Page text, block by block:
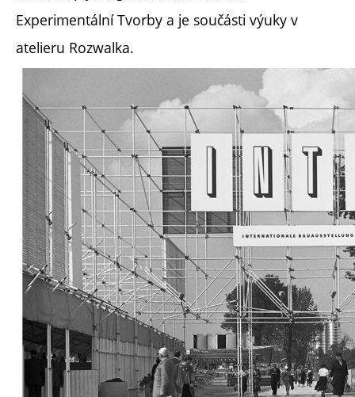
Experimentální Tvorby a je součásti výuky v
atelieru Rozwalka.